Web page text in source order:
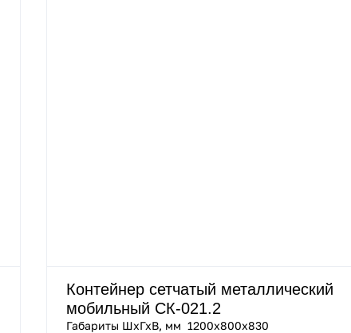
Контейнер сетчатый металлический
мобильный СК-021.2
Габариты ШхГхВ, мм 1200х800х830